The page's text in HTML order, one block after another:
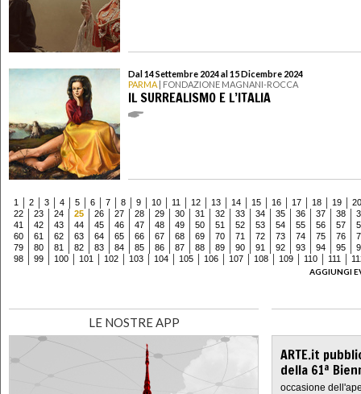
Dal 14 Settembre 2024 al 15 Dicembre 2024
PARMA | FONDAZIONE MAGNANI-ROCCA
IL SURREALISMO E L’ITALIA
1 2 3 4 5 6 7 8 9 10 11 12 13 14 15 16 17 18 19
20
22
23 24 25 26 27 28 29 30 31 32 33 34 35 36 37 38
41
42 43 44 45 46 47 48 49 50 51 52 53 54 55 56 57
60
61 62 63 64 65 66 67 68 69 70 71 72 73 74 75 76
79
80 81 82 83 84 85 86 87 88 89 90 91 92 93 94 95
98
99 100 101 102 103 104 105 106 107 108 109 110 111
AGGIUNGI
LE NOSTRE APP
ARTE.it
della 61ª
occasione